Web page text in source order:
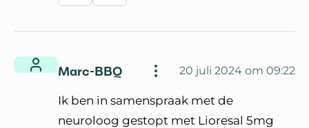
Marc-BBQ 20 juli 2024 om 09:22
Ik ben in samenspraak met de
neuroloog gestopt met Lioresal 5mg